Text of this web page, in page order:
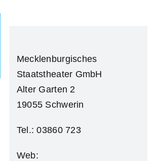
Mecklenburgisches
Staatstheater GmbH
Alter Garten 2
19055 Schwerin
Tel.: 03860 723
Web: